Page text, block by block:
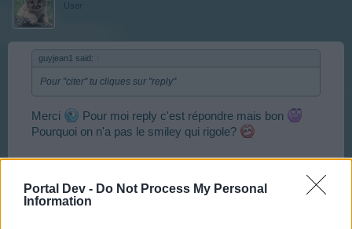
Portal Dev - Do Not Process My Personal
Information
User
guyjean1 said:
Pour "citer" tu cliques sur "reply"
Merci
Pour moi reply c'est répondre mais bon
Pourquoi on n'a pas le smiley qui rigole?